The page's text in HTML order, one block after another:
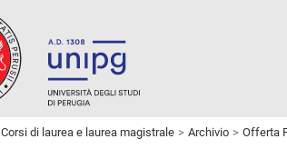
Corsi di laurea e laurea magistrale Archivio Offerta